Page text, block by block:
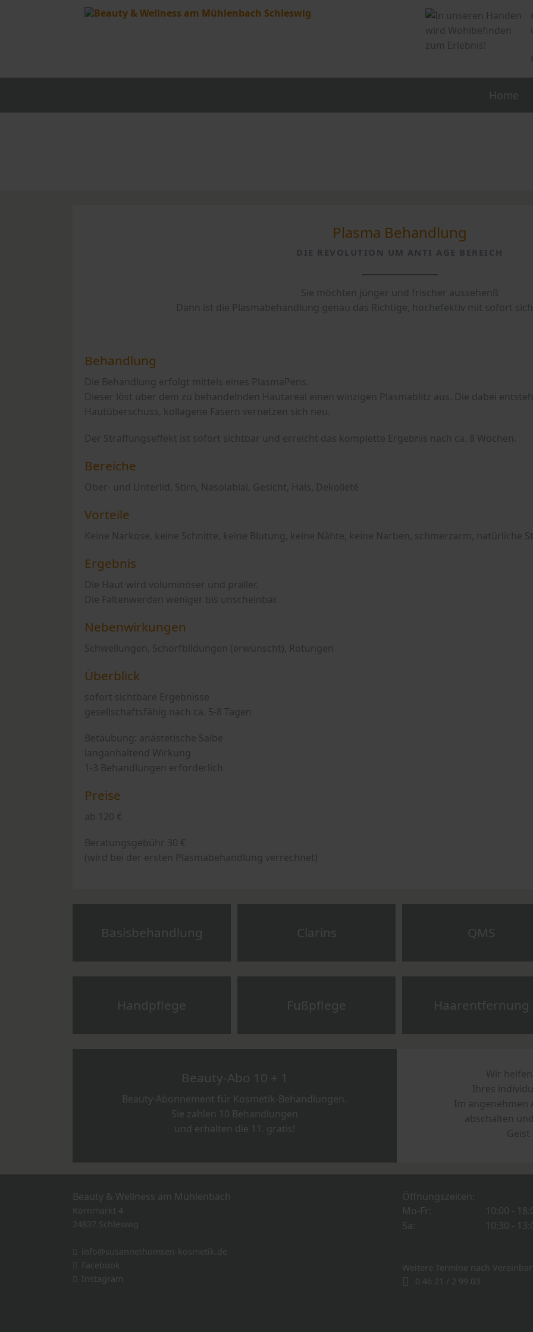
Home
Plasma Behandlung
DIE REVOLUTION UM ANTI AGE BEREICH
Sie möchten jünger und frischer aussehenß
Dann ist die Plasmabehandlung genau das Richtige, hochefektiv mit sofort
Behandlung
Die Behandlung erfolgt mittels eines PlasmaPens.
Dieser löst über dem zu behandelnden Hautareal einen winzigen Plasmablitz aus. Die dabei
Hautüberschuss, kollagene Fasern vernetzen sich neu.
Der Straffungseffekt ist sofort sichtbar und erreicht das komplette Ergebnis nach ca. 8 Wochen.
Bereiche
Ober- und Unterlid, Stirn, Nasolabial, Gesicht, Hals, Dekolleté
Vorteile
Keine Narkose, keine Schnitte, keine Blutung, keine Nähte, keine Narben, schmerzarm, natürliche
Ergebnis
Die Haut wird voluminöser und praller.
Die Faltenwerden weniger bis unscheinbar.
Nebenwirkungen
Schwellungen, Schorfbildungen (erwünscht), Rötungen
Überblick
sofort sichtbare Ergebnisse
gesellschaftsfähig nach ca. 5-8 Tagen
Betäubung: anästetische Salbe
langanhaltend Wirkung
1-3 Behandlungen erforderlich
Preise
ab 120 €
Beratungsgebühr 30 €
(wird bei der ersten Plasmabehandlung verrechnet)
Basisbehandlung Clarins QMS
Handpflege Fußpflege Haarentfernung
Beauty-Abo 10 + 1
Beauty-Abonnement für Kosmetik-Behandlungen.
Sie zahlen 10 Behandlungen
und erhalten die 11. gratis!
Wir
Ihres
Im angenehmen
abschalten
Geist
Beauty & Wellness am Mühlenbach
Kornmarkt 4
24837 Schleswig
info@susannethomsen-kosmetik.de
Facebook
Instagram
Öffnungszeiten:
Mo-Fr:
10:00 -
Sa:
10:30 -
Weitere Termine nach
0 46 21 / 2 99 03